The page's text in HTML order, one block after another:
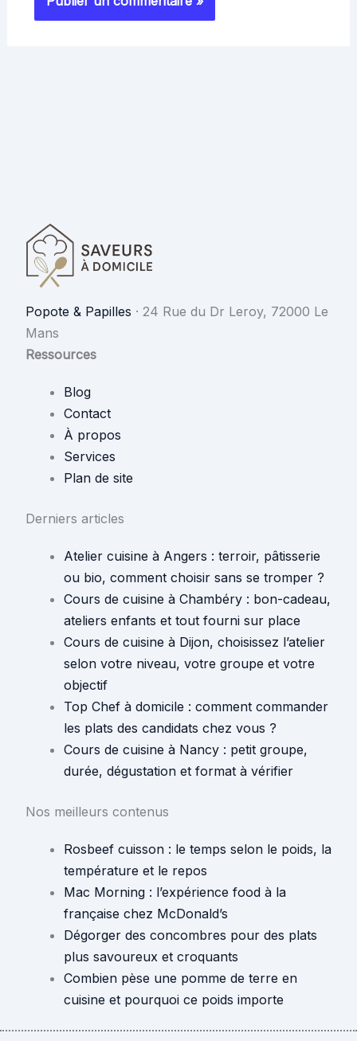
Popote & Papilles · 24 Rue du Dr Leroy, 72000 Le
Mans
Ressources
Blog
Contact
À propos
Services
Plan de site
Derniers articles
Atelier cuisine à Angers : terroir, pâtisserie
ou bio, comment choisir sans se tromper ?
Cours de cuisine à Chambéry : bon-cadeau,
ateliers enfants et tout fourni sur place
Cours de cuisine à Dijon, choisissez l’atelier
selon votre niveau, votre groupe et votre
objectif
Top Chef à domicile : comment commander
les plats des candidats chez vous ?
Cours de cuisine à Nancy : petit groupe,
durée, dégustation et format à vérifier
Nos meilleurs contenus
Rosbeef cuisson : le temps selon le poids, la
température et le repos
Mac Morning : l’expérience food à la
française chez McDonald’s
Dégorger des concombres pour des plats
plus savoureux et croquants
Combien pèse une pomme de terre en
cuisine et pourquoi ce poids importe